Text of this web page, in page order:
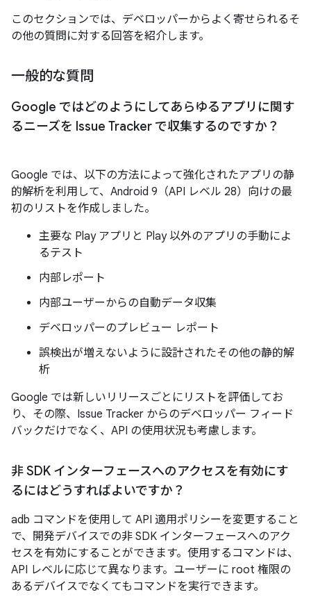
このセクションでは、デベロッパーからよく寄せられるそ
の他の質問に対する回答を紹介します。
一般的な質問
Google ではどのようにしてあらゆるアプリに関す
るニーズを Issue Tracker で収集するのですか？
Google では、以下の方法によって強化されたアプリの静
的解析を利用して、Android 9（API レベル 28）向けの最
初のリストを作成しました。
主要な Play アプリと Play 以外のアプリの手動によ
るテスト
内部レポート
内部ユーザーからの自動データ収集
デベロッパーのプレビュー レポート
誤検出が増えないように設計されたその他の静的解
析
Google では新しいリリースごとにリストを評価してお
り、その際、Issue Tracker からのデベロッパー フィード
バックだけでなく、API の使用状況も考慮します。
非 SDK インターフェースへのアクセスを有効にす
るにはどうすればよいですか？
adb コマンドを使用して API 適用ポリシーを変更すること
で、開発デバイスでの非 SDK インターフェースへのアク
セスを有効にすることができます。使用するコマンドは、
API レベルに応じて異なります。ユーザーに root 権限の
あるデバイスでなくてもコマンドを実行できます。